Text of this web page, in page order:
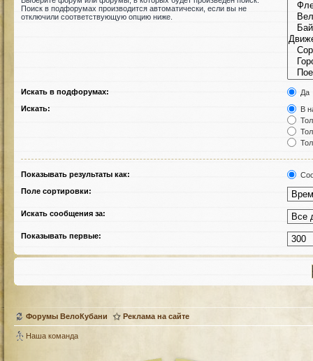
Поиск в подфорумах производится автоматически, если вы не
отключили соответствующую опцию ниже.
Искать в подфорумах:
Да
Искать:
В
Показывать результаты как:
Поле сортировки:
Искать сообщения за:
Показывать первые:
Форумы ВелоКубани Реклама на сайте
Наша команда